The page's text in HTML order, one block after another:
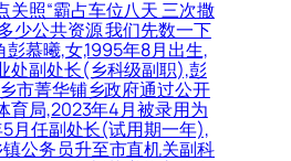
关照“霸占车位八天 三次撒
少公共资源 我们先数一下
慕曦,女,1995年8月出生,
处副处长(乡科级副职),彭
市菁华铺乡政府通过公开
育局,2023年4月被录用为
月任副处长(试用期一年),
公务员升至市直机关副科